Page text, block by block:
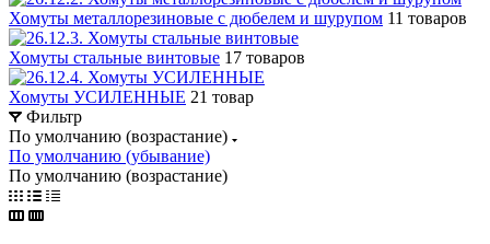
Хомуты металлорезиновые с дюбелем и шурупом 11 товаров
Хомуты стальные винтовые 17 товаров
Хомуты УСИЛЕННЫЕ 21 товар
Фильтр
По умолчанию (возрастание)
По умолчанию (убывание)
По умолчанию (возрастание)